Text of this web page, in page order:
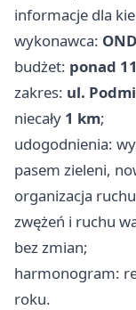
informacje dla
wykonawca:
budżet: ponad
zakres: ul.
niecały 1 km;
udogodnienia:
pasem zieleni,
organizacja
zwężeń i ruchu
bez zmian;
harmonogram:
roku.